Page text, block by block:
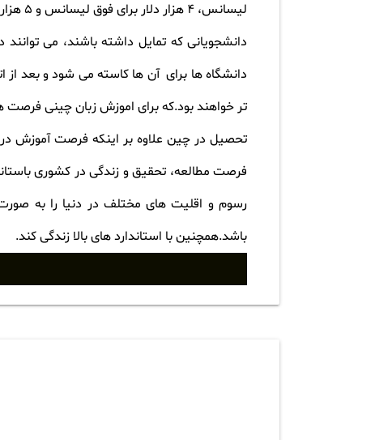
لیسانس، 4 هزار دلار برای فوق لیسانس و 5 هزار دلار برای دوره ی دکتری تخمین زده می شود.که مقطع دکتری همراه با بورسیه ی کامل است
دانشجویانی که تمایل داشته باشند، می
دانشگاه ها برای آن ها کاسته می شود و بعد
تر خواهند بود.که برای اموزش زبان چینی فرصت
تحصیل در چین علاوه بر اینکه فرصت آموزش در
فرصت مطالعه، تحقیق و زندگی در کشوری
رسوم و اقلیت های مختلف در دنیا را به
باشد.همچنین با استاندارد های بالا زندگی کند.